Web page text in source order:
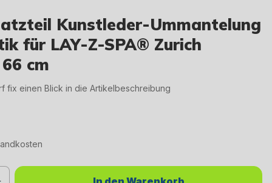
Kunstleder-Ummantelung
für LAY-Z-SPA® Zurich
cm
fix einen Blick in die Artikelbeschreibung
Wert ein oder benutze die Schaltflächen um die Anzahl zu erhöhen